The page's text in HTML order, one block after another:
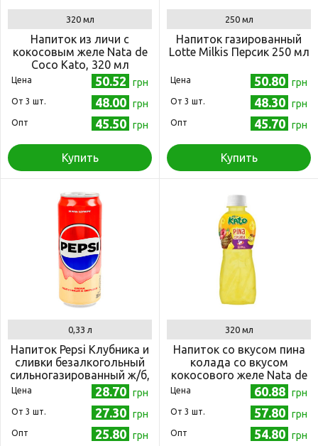
320 мл
Напиток из личи с
кокосовым желе Nata de
Coco Kato, 320 мл
Цена 50.52 грн
Oт 3 шт. 48.00 грн
Опт 45.50 грн
Купить
250 мл
Напиток газированный
Lotte Milkis Персик 250 мл
Цена 50.80 грн
Oт 3 шт. 48.30 грн
Опт 45.70 грн
Купить
0,33 л
Напиток Pepsi Клубника и
сливки безалкогольный
сильногазированный ж/б,
330 мл
Цена 28.70 грн
Oт 3 шт. 27.30 грн
Опт 25.80 грн
320 мл
Напиток со вкусом пина
колада со вкусом
кокосового желе Nata de
Coco Kato, 320 мл
Цена 60.88 грн
Oт 3 шт. 57.80 грн
Опт 54.80 грн